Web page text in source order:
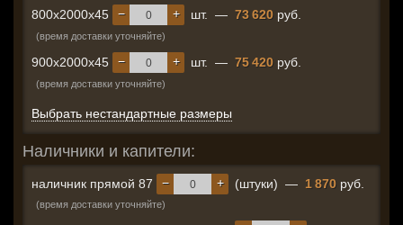
800x2000x45 +
− шт. — 73 620 руб.
(время доставки уточняйте)
900x2000x45 +
− шт. — 75 420 руб.
(время доставки уточняйте)
Выбрать нестандартные размеры
Наличники и капители:
наличник прямой 87 +
− (штуки) — 1 870 руб.
(время доставки уточняйте)